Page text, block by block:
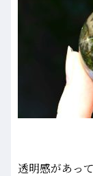
透明感があっ